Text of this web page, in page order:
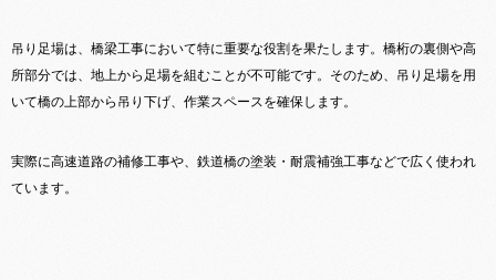
吊り足場は、橋梁工事において特に重要な役割を果たします。橋桁の裏側や高
所部分では、地上から足場を組むことが不可能です。そのため、吊り足場を用
いて橋の上部から吊り下げ、作業スペースを確保します。
実際に高速道路の補修工事や、鉄道橋の塗装・耐震補強工事などで広く使われ
ています。